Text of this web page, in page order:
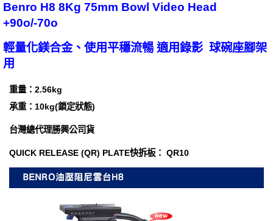
Benro H8 8Kg 75mm Bowl Video Head
+90o/-70o
輕量化鎂合金、使用平穩流暢 適用錄影 球碗座腳架
用
重量：2.56kg
承重：10kg(鎖定狀態)
台灣總代理勝興公司貨
QUICK RELEASE (QR) PLATE快拆板： QR10